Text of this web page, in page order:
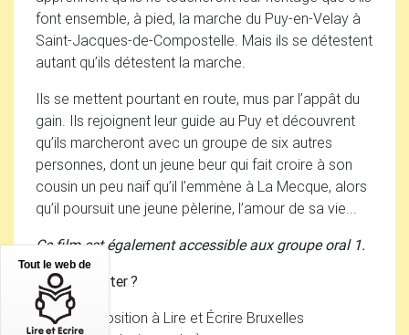
font ensemble, à pied, la marche du Puy-en-Velay à
Saint-Jacques-de-Compostelle. Mais ils se détestent
autant qu’ils détestent la marche.
Ils se mettent pourtant en route, mus par l’appât du
gain. Ils rejoignent leur guide au Puy et découvrent
qu’ils marcheront avec un groupe de six autres
personnes, dont un jeune beur qui fait croire à son
cousin un peu naïf qu’il l’emmène à La Mecque, alors
qu’il poursuit une jeune pèlerine, l’amour de sa vie...
Ce film est également accessible aux groupe oral 1.
Où l’emprunter?
DVDà disposition à Lire et Écrire Bruxelles
Tout le web de